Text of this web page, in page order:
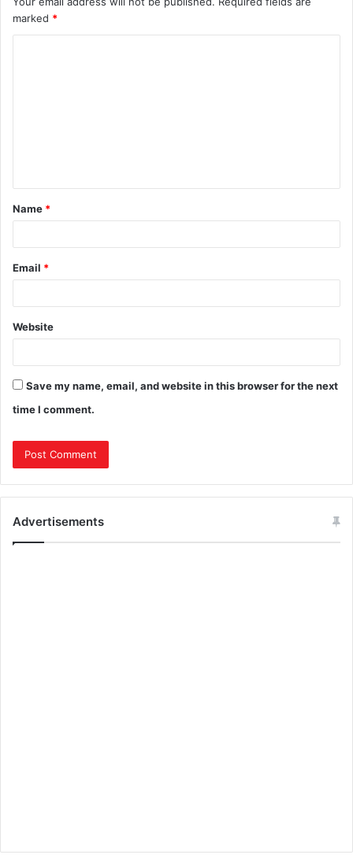
marked *
Name *
Email *
Website
Save my name, email, and website in this browser for the next
time I comment.
Advertisements